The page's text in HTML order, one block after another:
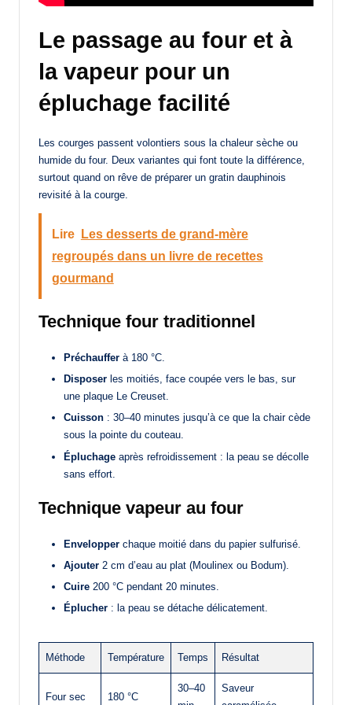
Le passage au four et à
la vapeur pour un
épluchage facilité
Les courges passent volontiers sous la chaleur sèche ou
humide du four. Deux variantes qui font toute la différence,
surtout quand on rêve de préparer un gratin dauphinois
revisité à la courge.
Lire
Les desserts de grand-mère
regroupés dans un livre de recettes
gourmand
Technique four traditionnel
Préchauffer à 180 °C.
Disposer les moitiés, face coupée vers le bas, sur
une plaque Le Creuset.
Cuisson : 30–40 minutes jusqu’à ce que la chair cède
sous la pointe du couteau.
Épluchage après refroidissement : la peau se décolle
sans effort.
Technique vapeur au four
Envelopper chaque moitié dans du papier sulfurisé.
Ajouter 2 cm d’eau au plat (Moulinex ou Bodum).
Cuire 200 °C pendant 20 minutes.
Éplucher : la peau se détache délicatement.
Méthode Température Temps Résultat
Four sec 180 °C
30–40
Saveur